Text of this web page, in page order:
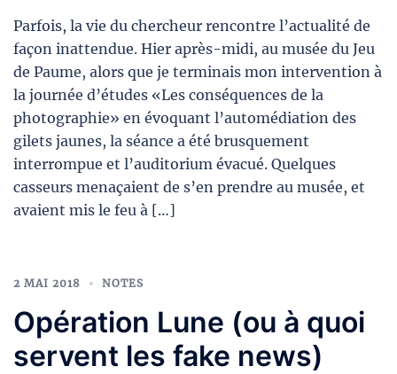
Parfois, la vie du chercheur rencontre l’actualité de
façon inattendue. Hier après-midi, au musée du Jeu
de Paume, alors que je terminais mon intervention à
la journée d’études «Les conséquences de la
photographie» en évoquant l’automédiation des
gilets jaunes, la séance a été brusquement
interrompue et l’auditorium évacué. Quelques
casseurs menaçaient de s’en prendre au musée, et
avaient mis le feu à […]
2 MAI 2018 NOTES
Opération Lune (ou à quoi
servent les fake news)